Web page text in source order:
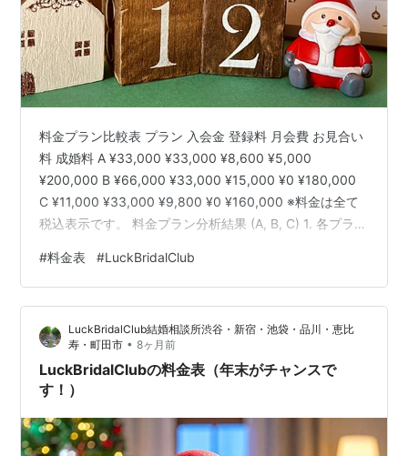
料金プラン比較表 プラン 入会金 登録料 月会費 お見合い
料 成婚料 A ¥33,000 ¥33,000 ¥8,600 ¥5,000
¥200,000 B ¥66,000 ¥33,000 ¥15,000 ¥0 ¥180,000
C ¥11,000 ¥33,000 ¥9,800 ¥0 ¥160,000 ※料金は全て
税込表示です。 料金プラン分析結果 (A, B, C) 1. 各プラン
功報酬」の3つの側面で比較できます。 プラン 対象年齢
初期費用 月会費 主な特徴 A 30歳～49歳 ¥66,000
¥8,600 (最安) 月々の固定費を抑える…
#料金表 #LuckBridalClub
LuckBridalClub結婚相談所渋谷・新宿・池袋・品川・恵比
寿・町田市 • 8ヶ月前
LuckBridalClubの料金表（年末がチャンスで
す！）